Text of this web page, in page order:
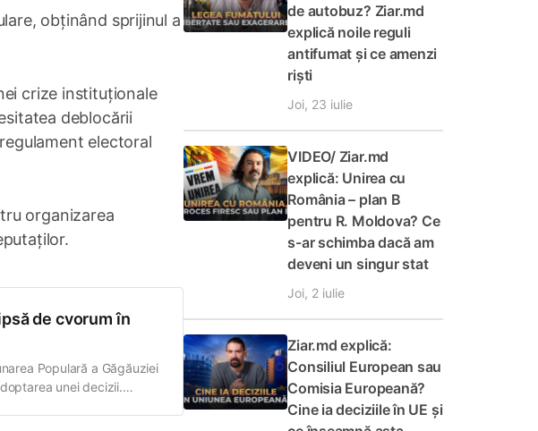
obținând sprijinul a
crize instituționale
deblocării
electoral
organizarea
de cvorum în
Populară a Găgăuziei
unei decizii.
de autobuz? Ziar.md
explică noile reguli
antifumat și ce amenzi
riști
Joi, 23 iulie
VIDEO/ Ziar.md
explică: Unirea cu
România – plan B
pentru R. Moldova? Ce
s-ar schimba dacă am
deveni un singur stat
Joi, 2 iulie
Ziar.md explică:
Consiliul European sau
Comisia Europeană?
Cine ia deciziile în UE și